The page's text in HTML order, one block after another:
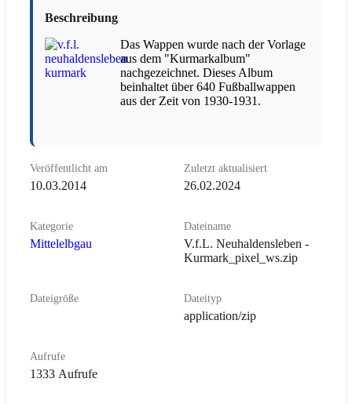
Beschreibung
Das Wappen wurde nach der Vorlage
aus dem "Kurmarkalbum"
nachgezeichnet. Dieses Album
beinhaltet über 640 Fußballwappen
aus der Zeit von 1930-1931.
Veröffentlicht am
10.03.2014
Zuletzt aktualisiert
26.02.2024
Kategorie
Mittelelbgau
Dateiname
V.f.L. Neuhaldensleben -
Kurmark_pixel_ws.zip
Dateigröße Dateityp
application/zip
Aufrufe
1333 Aufrufe